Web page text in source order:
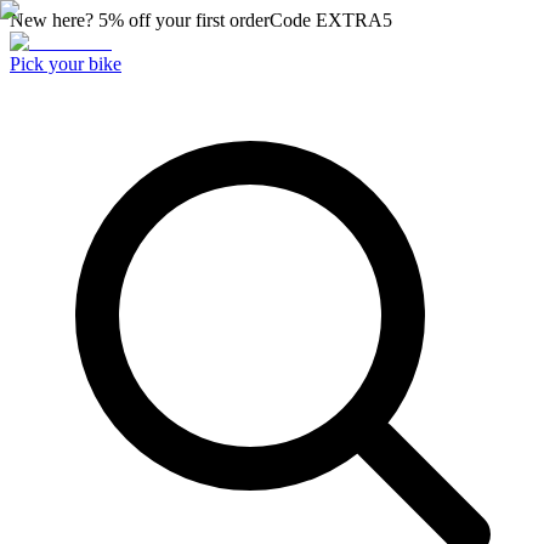
New here? 5% off your first orderCode EXTRA5
Pick your bike